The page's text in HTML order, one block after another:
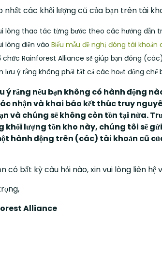
nhất các khối lượng cũ của bạn trên tài
lòng thao tác từng bước theo các hướng dẫn
lòng điền vào Biểu mẫu đề nghị đóng tài
chức Rainforest Alliance sẽ giúp bạn đóng
lưu ý rằng không phải tất cả các hoạt động
ý rằng nếu bạn không có hành động
nhận và khai báo kết thúc truy
và chúng sẽ không còn tồn tại nữa.
khối lượng tồn kho này, chúng tôi sẽ
hành động trên (các) tài khoản cũ
có bất kỳ câu hỏi nào, xin vui lòng liên hệ
Alliance